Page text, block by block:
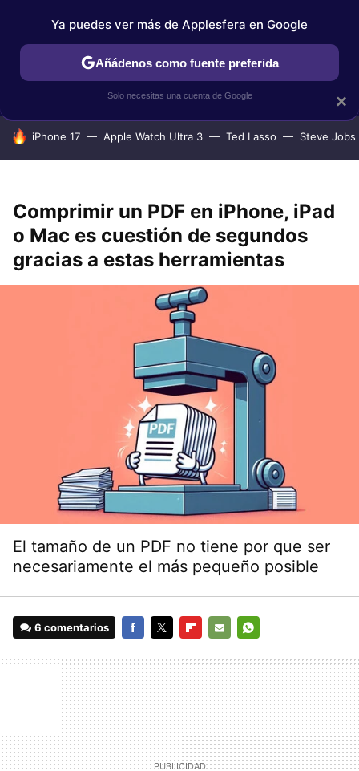
IPHONE TUTORIALES APPLESFERA SELECCIÓN
HOY SE HABLA DE
iPhone 17 Apple Watch Ultra 3 Ted Lasso Steve Jobs
Comprimir un PDF en iPhone, iPad
o Mac es cuestión de segundos
gracias a estas herramientas
El tamaño de un PDF no tiene por que ser
necesariamente el más pequeño posible
6 comentarios
MAIL
×
Ya puedes ver más de Applesfera en Google
Añádenos como fuente preferida
Solo necesitas una cuenta de Google